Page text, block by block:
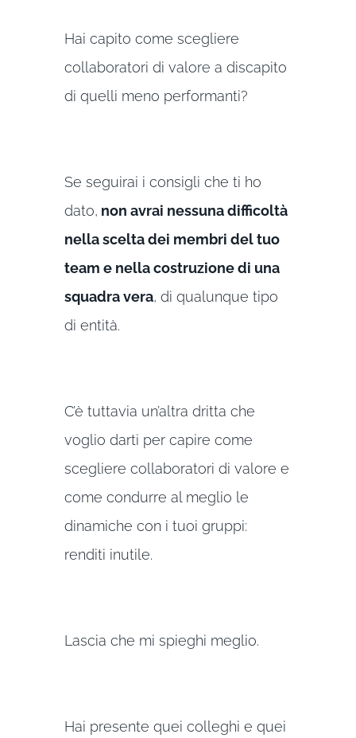
Hai capito come scegliere
collaboratori di valore a discapito
di quelli meno performanti?
Se seguirai i consigli che ti ho
dato, non avrai nessuna difficoltà
nella scelta dei membri del tuo
team e nella costruzione di una
squadra vera, di qualunque tipo
di entità.
C’è tuttavia un’altra dritta che
voglio darti per capire come
scegliere collaboratori di valore e
come condurre al meglio le
dinamiche con i tuoi gruppi:
renditi inutile.
Lascia che mi spieghi meglio.
Hai presente quei colleghi e quei